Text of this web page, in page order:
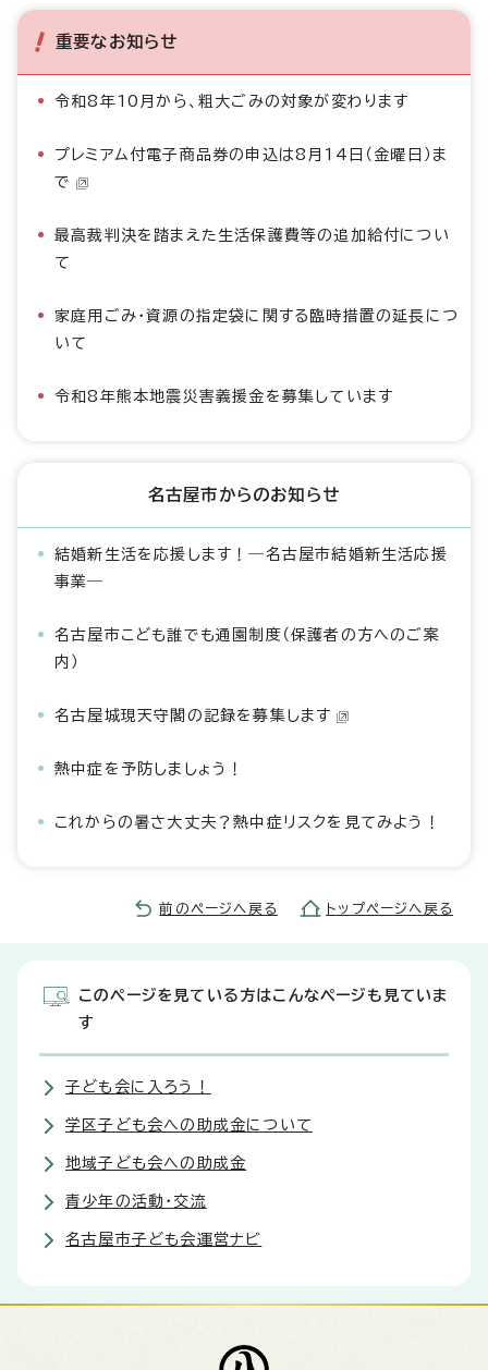
重要なお知らせ
令和8年10月から、粗大ごみの対象が変わります
プレミアム付電子商品券の申込は8月14日（金曜日）ま
で
最高裁判決を踏まえた生活保護費等の追加給付につい
て
家庭用ごみ・資源の指定袋に関する臨時措置の延長につ
いて
令和8年熊本地震災害義援金を募集しています
名古屋市からのお知らせ
結婚新生活を応援します！―名古屋市結婚新生活応援
事業―
名古屋市こども誰でも通園制度（保護者の方へのご案
内）
名古屋城現天守閣の記録を募集します
熱中症を予防しましょう！
これからの暑さ大丈夫？熱中症リスクを見てみよう！
前のページへ戻る トップページへ戻る
このページを見ている方はこんなページも見ていま
す
子ども会に入ろう！
学区子ども会への助成金について
地域子ども会への助成金
青少年の活動・交流
名古屋市子ども会運営ナビ